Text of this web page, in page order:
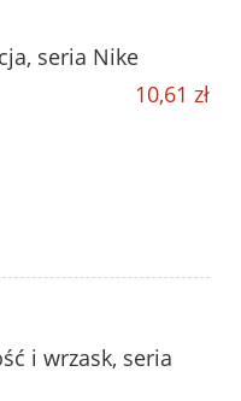
seria Nike
10,61 zł
i wrzask, seria